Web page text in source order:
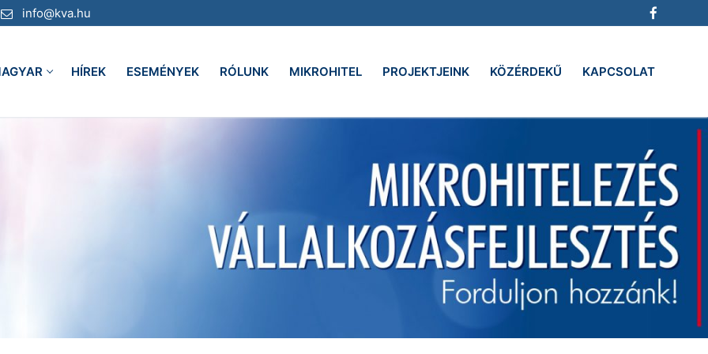
info@kva.hu
HÍREK ESEMÉNYEK RÓLUNK MIKROHITEL PROJEKTJEINK KÖZÉRDEKŰ KAPCSOLAT